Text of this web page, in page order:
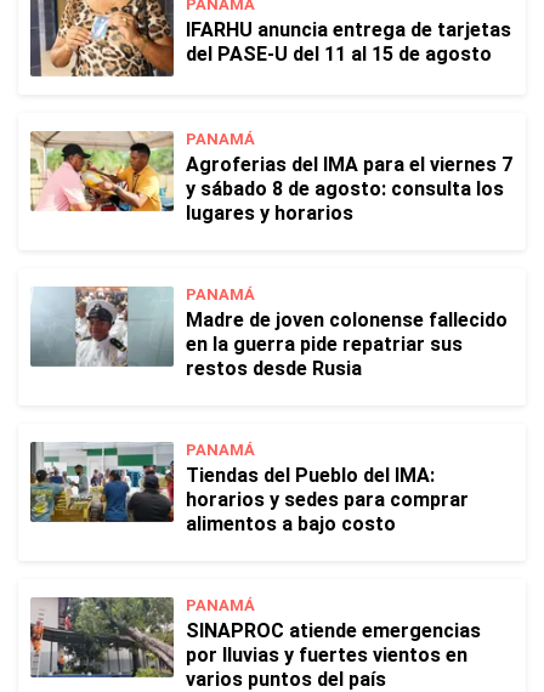
PANAMÁ
IFARHU anuncia entrega de tarjetas
del PASE-U del 11 al 15 de agosto
PANAMÁ
Agroferias del IMA para el viernes 7
y sábado 8 de agosto: consulta los
lugares y horarios
PANAMÁ
Madre de joven colonense fallecido
en la guerra pide repatriar sus
restos desde Rusia
PANAMÁ
Tiendas del Pueblo del IMA:
horarios y sedes para comprar
alimentos a bajo costo
PANAMÁ
SINAPROC atiende emergencias
por lluvias y fuertes vientos en
varios puntos del país